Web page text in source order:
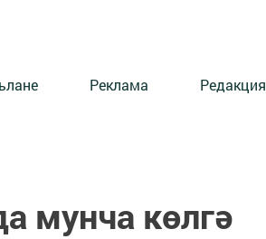
Реклама Редакция
мунча көлгә